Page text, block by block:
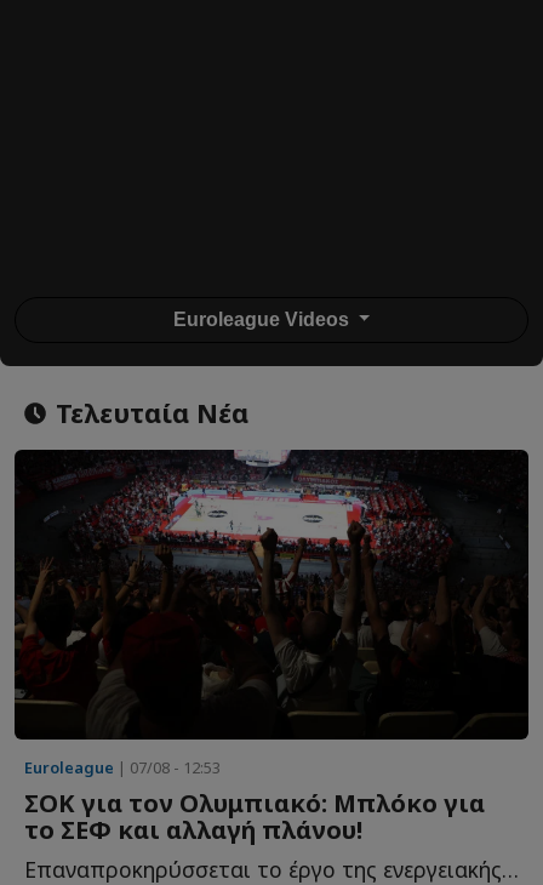
Euroleague Videos
Τελευταία Νέα
Euroleague | 07/08 - 12:53
ΣΟΚ για τον Ολυμπιακό: Μπλόκο για
το ΣΕΦ και αλλαγή πλάνου!
Επαναπροκηρύσσεται το έργο της ενεργειακής αναβάθμισης τ...